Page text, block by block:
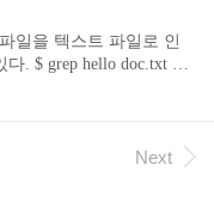
일을 텍스트 파일로 인
. $ grep hello doc.txt Bin
(혹은 --text) 옵션을 이용
contain binary characte
Next